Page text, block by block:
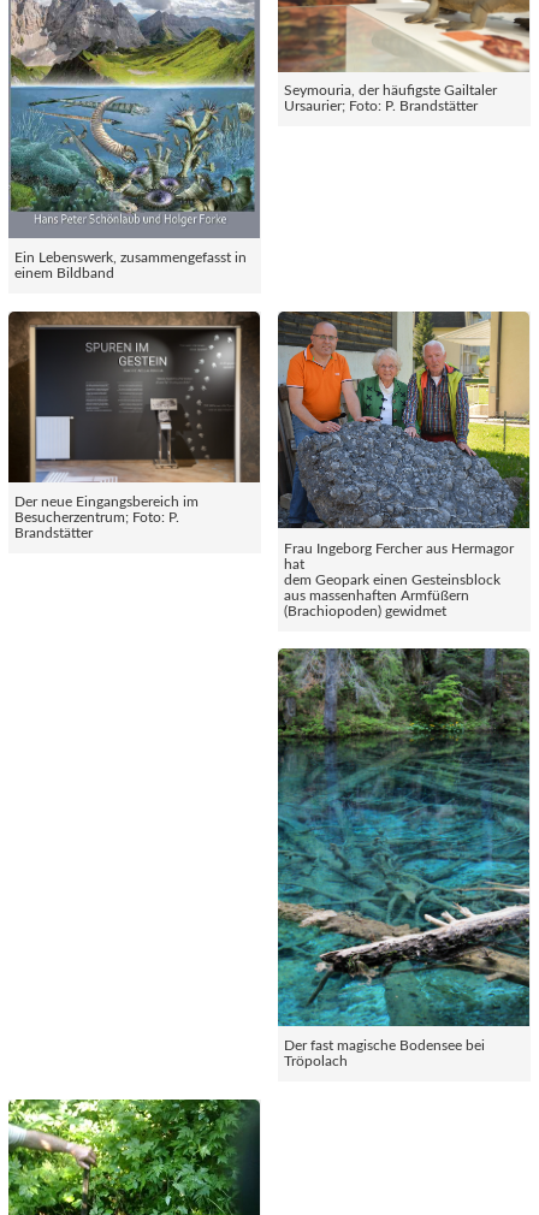
Ein Lebenswerk, zusammengefasst in
einem Bildband
Seymouria, der häufigste Gailtaler
Ursaurier; Foto: P. Brandstätter
Der neue Eingangsbereich im
Besucherzentrum; Foto: P.
Brandstätter
Frau Ingeborg Fercher aus Hermagor
hat
dem Geopark einen Gesteinsblock
aus massenhaften Armfüßern
(Brachiopoden) gewidmet
Der fast magische Bodensee bei
Tröpolach